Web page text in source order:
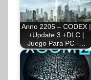
Anno 2205 – CODEX |
+Update 3 +DLC |
Juego Para PC -…